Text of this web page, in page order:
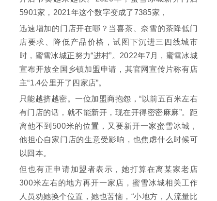
5901家，2021年这个数字变成了7385家，
迅速增加的门店开在哪？当喜茶、奈雪的茶降低门
店要求、降低产品价格，试图下沉进三四线城市
时，蜜雪冰城正努力“进村”。2022年7月，蜜雪冰城
宣布开放全国乡镇加盟申请，其官网宣传片称有店
主“1.4公里开了四家店”。
只能越挤越密。一位加盟商抱怨，“以前五百米左右
有门店的话，就不能新开，现在开得密密麻麻”。距
离他不到500米的位置，又要新开一家蜜雪冰城，
他担心自家门店的生意受影响，也焦虑什么时候可
以回本。
但也有正申请加盟者表示，她打算在离某家老店
300米左右的地方再开一家店，蜜雪冰城相关工作
人员劝她换个位置，她也苦恼，“小地方，人流量比